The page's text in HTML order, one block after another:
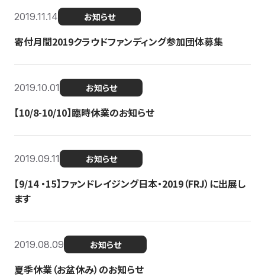
2019.11.14 お知らせ
寄付月間2019クラウドファンディング参加団体募集
2019.10.01 お知らせ
【10/8-10/10】臨時休業のお知らせ
2019.09.11 お知らせ
【9/14 ・15】ファンドレイジング日本・2019（FRJ）に出展し
ます
2019.08.09 お知らせ
夏季休業（お盆休み）のお知らせ